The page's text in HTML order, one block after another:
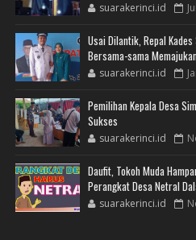
suarakerinci.id
Usai Dilantik, Repal
Bersama-sama
suarakerinci.id
Pemilihan Kepala Desa
Sukses
suarakerinci.id
Daufit, Tokoh Muda
Perangkat Desa Netral
suarakerinci.id